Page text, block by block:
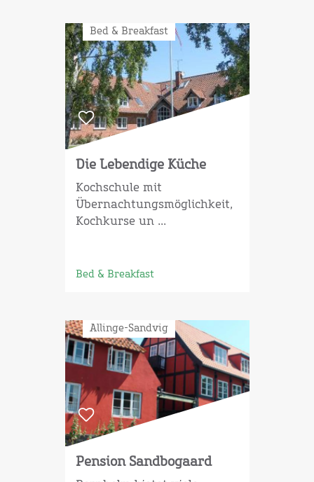
Bed & Breakfast
Die Lebendige Küche
Kochschule mit
Übernachtungsmöglichkeit,
Kochkurse un ...
Bed & Breakfast
Allinge-Sandvig
Pension Sandbogaard